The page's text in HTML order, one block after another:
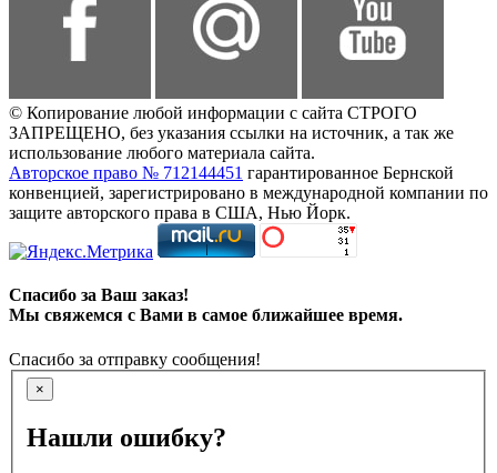
© Копирование любой информации с сайта СТРОГО
ЗАПРЕЩЕНО, без указания ссылки на источник, а так же
использование любого материала сайта.
Авторское право № 712144451 гарантированное Бернской
конвенцией, зарегистрировано в международной компании по
защите авторского права в США, Нью Йорк.
Спасибо за Ваш заказ!
Мы свяжемся с Вами в самое ближайшее время.
Спасибо за отправку сообщения!
×
Нашли ошибку?